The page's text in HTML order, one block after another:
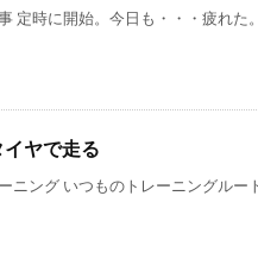
定時に開始。今日も・・・疲れた
イヤで走る
ニング いつものトレーニングル